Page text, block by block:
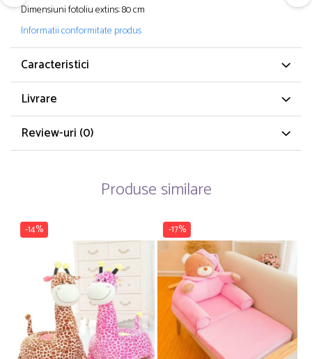
Dimensiuni fotoliu extins: 80 cm
Informatii conformitate produs
Caracteristici
Livrare
Review-uri (0)
Produse similare
-14% -17%